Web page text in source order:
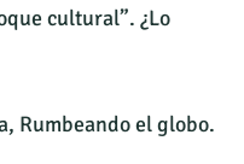
cultural”. ¿Lo
Rumbeando el globo.